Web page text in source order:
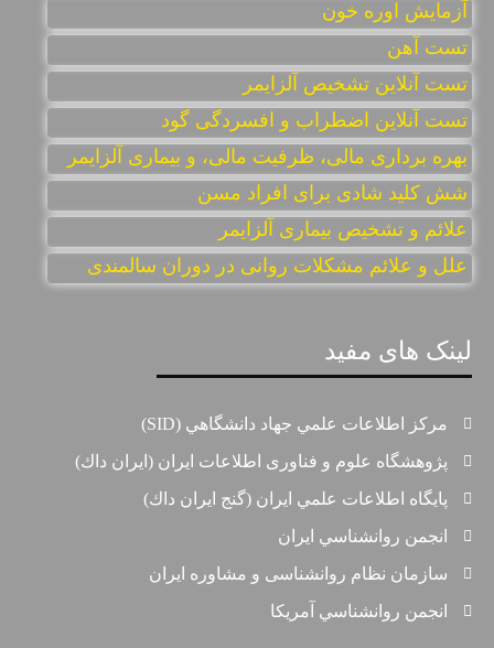
آزمایش اوره خون
تست آهن
تست آنلاين تشخيص آلزايمر
تست آنلاین اضطراب و افسردگی گود
بهره برداری مالی، ظرفیت مالی، و بیماری آلزایمر
شش کلید شادی برای افراد مسن
علائم و تشخیص بیماری آلزایمر
علل و علائم مشکلات روانی در دوران سالمندی
لینک های مفید
مركز اطلاعات علمي جهاد دانشگاهي (SID)
پژوهشگاه علوم و فناوری اطلاعات ایران (ايران داك)
پايگاه اطلاعات علمي ايران (گنج ايران داك)
انجمن روانشناسي ايران
سازمان نظام روانشناسی و مشاوره ايران
انجمن روانشناسي آمريكا